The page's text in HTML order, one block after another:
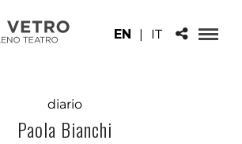
EN | IT
diario
Paola Bianchi